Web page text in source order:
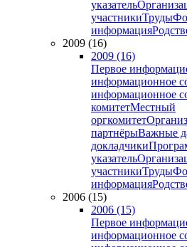
указатель
участникиТруды
информация
2009 (16)
2009 (16)
Первое
информационное
информационное
комитетМестный
оргкомитет
партнёрыВажные
докладчики
указатель
участникиТруды
информация
2006 (15)
2006 (15)
Первое
информационное